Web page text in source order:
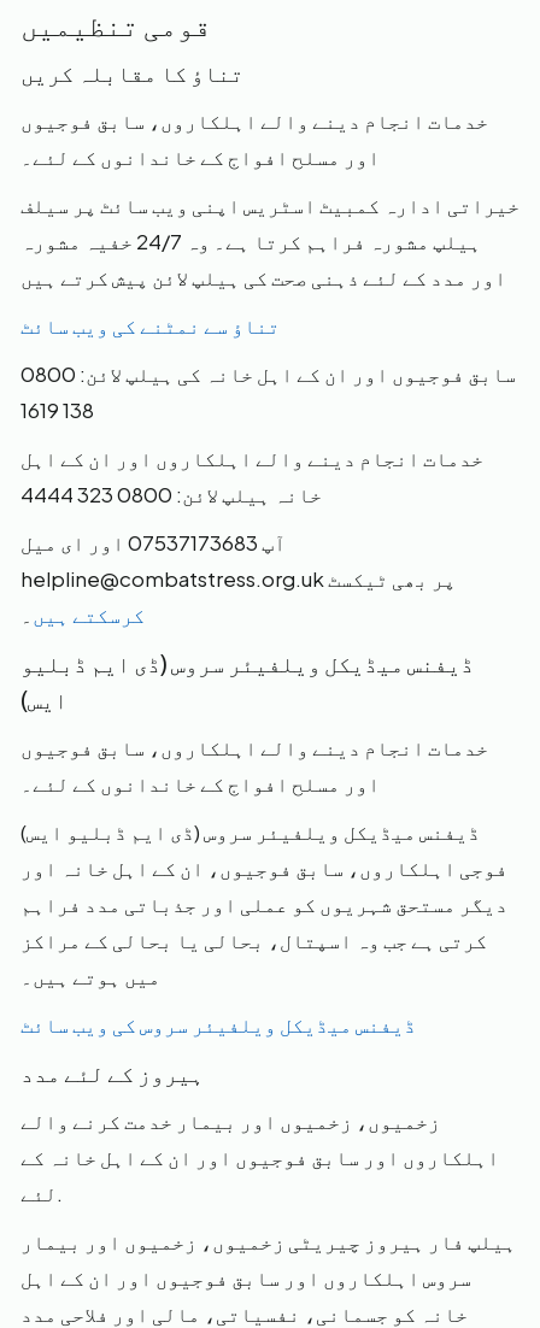
قومی تنظیمیں
تناؤ کا مقابلہ کریں
خدمات انجام دینے والے اہلکاروں، سابق فوجیوں
اور مسلح افواج کے خاندانوں کے لئے۔
خیراتی ادارہ کمبیٹ اسٹریس اپنی ویب سائٹ پر سیلف
ہیلپ مشورہ فراہم کرتا ہے۔ وہ 24/7 خفیہ مشورہ
اور مدد کے لئے ذہنی صحت کی ہیلپ لائن پیش کرتے ہیں
تناؤ سے نمٹنے کی ویب سائٹ
سابق فوجیوں اور ان کے اہل خانہ کی ہیلپ لائن: 0800
138 1619
خدمات انجام دینے والے اہلکاروں اور ان کے اہل
خانہ ہیلپ لائن: 0800 323 4444
آپ 07537173683 اور ای میل
helpline@combatstress.org.uk پر بھی ٹیکسٹ
کرسکتے ہیں
ڈیفنس میڈیکل ویلفیئر سروس (ڈی ایم ڈبلیو
ایس)
خدمات انجام دینے والے اہلکاروں، سابق فوجیوں
اور مسلح افواج کے خاندانوں کے لئے۔
ڈیفنس میڈیکل ویلفیئر سروس (ڈی ایم ڈبلیو ایس)
فوجی اہلکاروں، سابق فوجیوں، ان کے اہل خانہ اور
دیگر مستحق شہریوں کو عملی اور جذباتی مدد فراہم
کرتی ہے جب وہ اسپتال، بحالی یا بحالی کے مراکز
میں ہوتے ہیں۔
ڈیفنس میڈیکل ویلفیئر سروس کی ویب سائٹ
ہیروز کے لئے مدد
زخمیوں، زخمیوں اور بیمار خدمت کرنے والے
اہلکاروں اور سابق فوجیوں اور ان کے اہل خانہ کے
لئے.
ہیلپ فار ہیروز چیریٹی زخمیوں، زخمیوں اور بیمار
سروس اہلکاروں اور سابق فوجیوں اور ان کے اہل
خانہ کو جسمانی، نفسیاتی، مالی اور فلاحی مدد